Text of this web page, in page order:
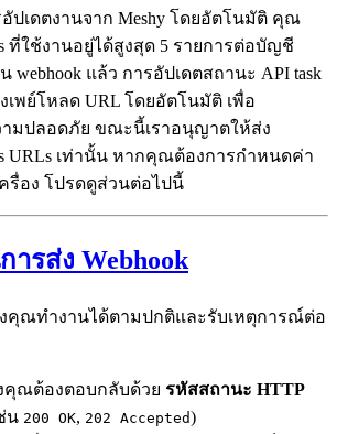
อัปเดตงานจาก Meshy โดยอัตโนมัติ คุณ
ที่ใช้งานอยู่ได้สูงสุด 5 รายการต่อบัญชี
webhook แล้ว การอัปเดตสถานะ API task
เพย์โหลด URL โดยอัตโนมัติ เพื่อ
มปลอดภัย ขณะนี้เราอนุญาตให้ส่ง
URLs เท่านั้น หากคุณต้องการกำหนดค่า
รื่อง โปรดดูส่วนต่อไปนี้
รส่ง Webhook
งคุณทำงานได้ตามปกติและรับเหตุการณ์ต่อ
คุณต้องตอบกลับด้วย รหัสสถานะ HTTP
น 200 OK, 202 Accepted)